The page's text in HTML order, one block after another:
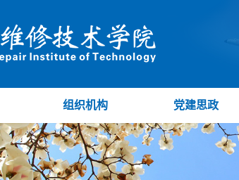
组织机构 党建思政